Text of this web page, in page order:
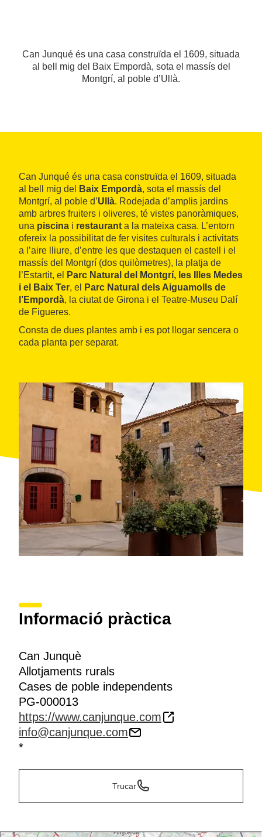
Can Junqué és una casa construïda el 1609, situada
al bell mig del Baix Empordà, sota el massís del
Montgrí, al poble d’Ullà.
Can Junqué és una casa construïda el 1609, situada
al bell mig del
Baix Empordà, sota el massís del
Montgrí, al poble d’Ullà. Rodejada d’amplis jardins
amb arbres fruiters i oliveres, té vistes panoràmiques,
una piscina i restaurant a la mateixa casa. L’entorn
ofereix la possibilitat de fer visites culturals i activitats
a l’aire lliure, d’entre les que destaquen el castell i el
massís del Montgrí (dos quilòmetres), la platja de
l’Estartit, el
Parc Natural del Montgrí, les Illes Medes
i el Baix Ter, el
Parc Natural dels Aiguamolls de
l’Empordà, la ciutat de Girona i el Teatre-Museu Dalí
de Figueres.
Consta de dues plantes amb i es pot llogar sencera o
cada planta per separat.
Informació pràctica
Can Junquè
Allotjaments rurals
Cases de poble independents
PG-000013
https://www.canjunque.com
info@canjunque.com
*
Trucar